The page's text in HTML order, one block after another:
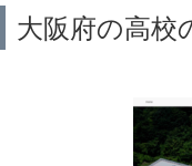
大阪府の高校